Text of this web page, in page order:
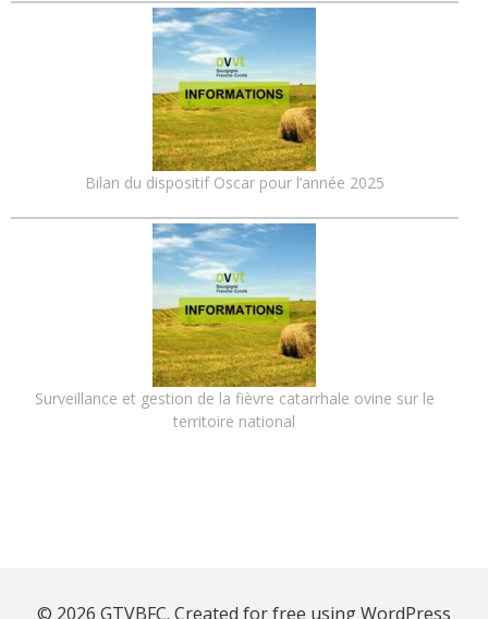
Bilan du dispositif Oscar pour l’année 2025
Surveillance et gestion de la fièvre catarrhale ovine sur le
territoire national
© 2026 GTVBFC. Created for free using WordPress